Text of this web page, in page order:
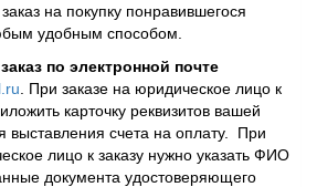
на покупку понравившегося
удобным способом.
по электронной почте
. При заказе на юридическое лицо к
карточку реквизитов вашей
выставления счета на оплату. При
лицо к заказу нужно указать ФИО
документа удостоверяющего